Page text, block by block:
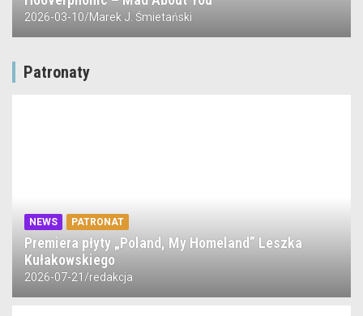
2026-03-10 Marek J. Śmietański
Patronaty
NEWS PATRONAT
Premiera płyty „Poland, My Homeland” Leszka
Kułakowskiego
2026-07-21 redakcja